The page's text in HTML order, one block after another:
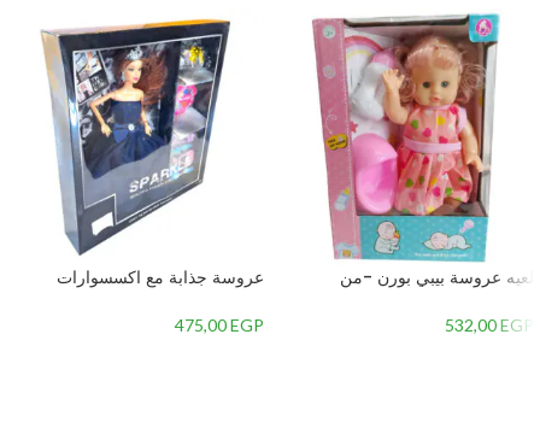
لعبه عروسة بيبي بورن -من
532,00EGP
عروسة جذابة مع اكسسوارات
475,00EGP